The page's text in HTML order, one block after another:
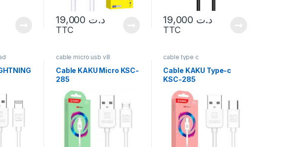
د.ت
TTC
د.ت
TTC
cable micro usb v8
Cable KAKU Micro KSC-
285
cable type c
Cable KAKU Type-c
KSC-285